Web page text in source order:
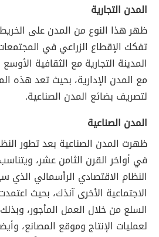
المدن التجارية
ظهر هذا النوع من المدن على
تفكك الإقطاع الزراعي في
المدينة التجارية مع الثقافية
مع المدن الإدارية، بحيث تعد هذه
لتصريف بضائع المدن الصناعية.
المدن الصناعية
ظهرت المدن الصناعية بعد تطور
في أواخر القرن الثامن عشر،
النظام الاقتصادي الرأسمالي
الاجتماعية الأخرى آنذك، بحيث
السلع من خلال العمل المأجور،
لعمليات الإنتاج وموقع المصانع،